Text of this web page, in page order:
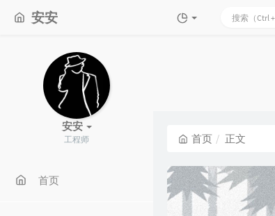
安安
安安
工程师
首页
首页 正文